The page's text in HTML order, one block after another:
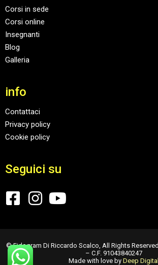
Corsi in sede
Corsi online
Insegnanti
Blog
Galleria
info
Contattaci
Privacy policy
Cookie policy
Seguici su
© Eidogram Di Riccardo Scalco, All Rights
– C.F. 91043840247
Made with love by Deep Digital